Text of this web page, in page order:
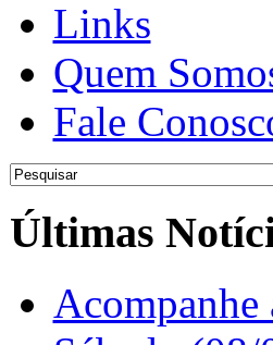
Links
Quem
Fale
Últimas
Acompanhe